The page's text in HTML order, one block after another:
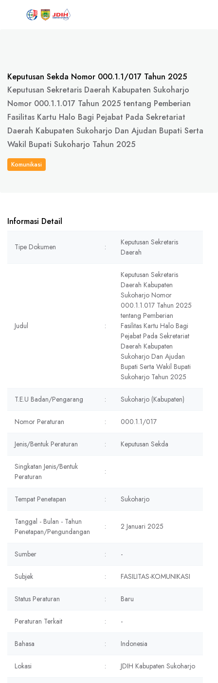
Keputusan Sekda Nomor 000.1.1/017 Tahun 2025
Keputusan Sekretaris Daerah Kabupaten Sukoharjo
Nomor 000.1.1.017 Tahun 2025 tentang Pemberian
Fasilitas Kartu Halo Bagi Pejabat Pada Sekretariat
Daerah Kabupaten Sukoharjo Dan Ajudan Bupati Serta
Wakil Bupati Sukoharjo Tahun 2025
Komunikasi
Informasi Detail
Tipe Dokumen :
Keputusan Sekretaris
Daerah
Judul :
Keputusan Sekretaris
Daerah Kabupaten
Sukoharjo Nomor
000.1.1.017 Tahun 2025
tentang Pemberian
Fasilitas Kartu Halo Bagi
Pejabat Pada Sekretariat
Daerah Kabupaten
Sukoharjo Dan Ajudan
Bupati Serta Wakil Bupati
Sukoharjo Tahun 2025
T.E.U Badan/Pengarang : Sukoharjo (Kabupaten)
Nomor Peraturan : 000.1.1/017
Jenis/Bentuk Peraturan : Keputusan Sekda
Singkatan Jenis/Bentuk
Peraturan
:
Tempat Penetapan : Sukoharjo
Tanggal - Bulan - Tahun
Penetapan/Pengundangan
: 2 Januari 2025
Sumber : -
Subjek : FASILITAS-KOMUNIKASI
Status Peraturan : Baru
Peraturan Terkait : -
Bahasa : Indonesia
Lokasi : JDIH Kabupaten Sukoharjo